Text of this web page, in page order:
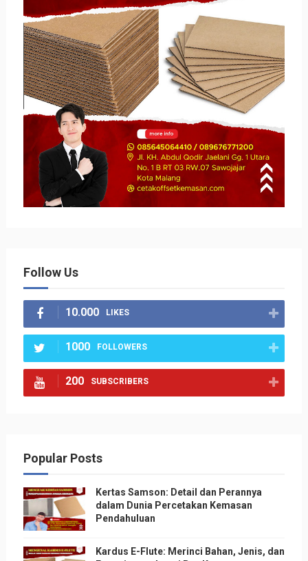
Follow Us
10.000 LIKES
1000 FOLLOWERS
200 SUBSCRIBERS
Popular Posts
Kertas Samson: Detail dan Perannya
dalam Dunia Percetakan Kemasan
Pendahuluan
Kardus E-Flute: Merinci Bahan, Jenis, dan